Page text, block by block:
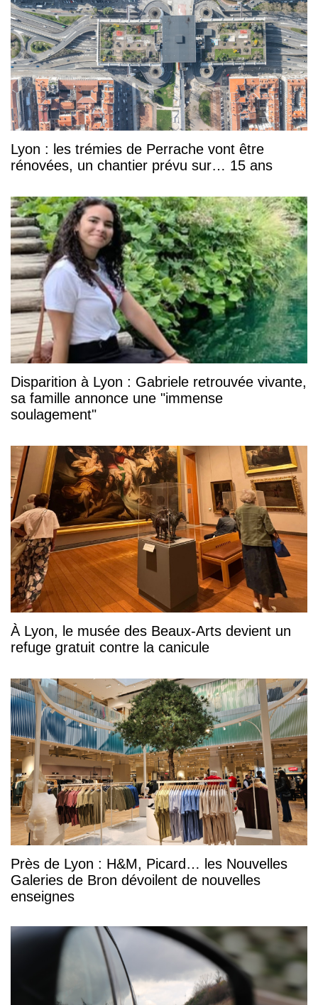
Lyon : les trémies de Perrache vont être
rénovées, un chantier prévu sur… 15 ans
Disparition à Lyon : Gabriele retrouvée vivante,
sa famille annonce une "immense
soulagement"
À Lyon, le musée des Beaux-Arts devient un
refuge gratuit contre la canicule
Près de Lyon : H&M, Picard… les Nouvelles
Galeries de Bron dévoilent de nouvelles
enseignes